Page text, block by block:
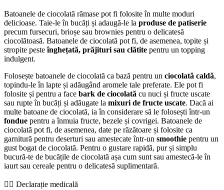
Batoanele de ciocolată rămase pot fi folosite în multe moduri
delicioase. Taie-le în bucăți și adaugă-le la produse de patiserie
precum fursecuri, brioșe sau brownies pentru o delicatesă
ciocolătoasă. Batoanele de ciocolată pot fi, de asemenea, topite și
stropite pesteînghețată, prăjituri sau clătite pentru un topping
indulgent.
Folosește batoanele de ciocolată ca bază pentru un ciocolată caldă,
topindu-le în lapte și adăugând aromele tale preferate. Ele pot fi
folosite și pentru a face bark de ciocolată cu nuci și fructe uscate
sau rupte în bucăți și adăugate la mixuri de fructe uscate. Dacă ai
multe batoane de ciocolată, ia în considerare să le folosești într-un
fondue pentru a înmuia fructe, bezele și covrigei. Batoanele de
ciocolată pot fi, de asemenea, date pe răzătoare și folosite ca
garnitură pentru deserturi sau amestecate într-un smoothie pentru un
gust bogat de ciocolată. Pentru o gustare rapidă, pur și simplu
bucură-te de bucățile de ciocolată așa cum sunt sau amestecă-le în
iaurt sau cereale pentru o delicatesă suplimentară.
👨‍⚕️️ Declarație medicală